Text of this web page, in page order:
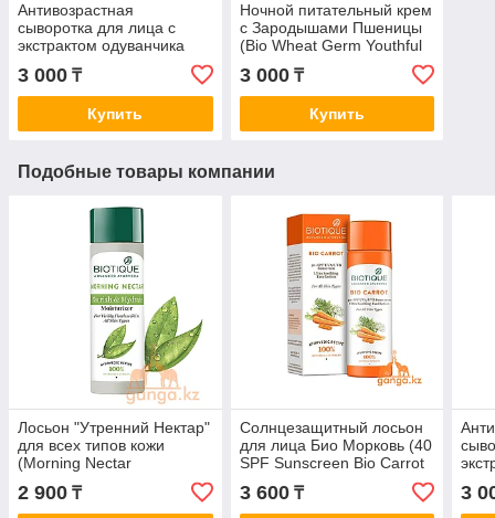
Антивозрастная
сыворотка для лица с
экстрактом одуванчика
(Dandelion Ageless
Lightening Serum
BIOTIQUE), 40 мл
3 000 ₸
Купить
Ночной питательный крем
с Зародышами Пшеницы
(Bio Wheat Germ Youthful
Nourishing Night Cream
BIOTIQUE), 50г.
3 000₸
Купить
Подобные товары компании
Лосьон "Утренний Нектар"
для всех типов кожи
(Morning Nectar
2 900 ₸
Солнцезащитный лосьон
для лица Био Морковь (40
SPF Sunscreen Bio Carrot
3 600₸ 3